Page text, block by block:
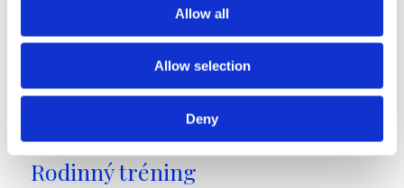
Allow all
Allow selection
Deny
RODINNÉ
TRÉNINGY
Rodinný tréning